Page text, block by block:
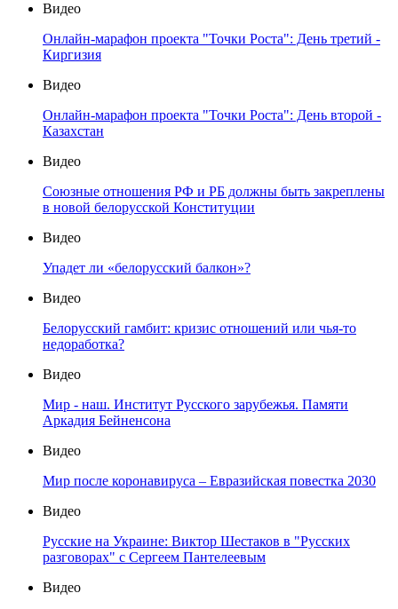
Видео
Онлайн-марафон проекта "Точки Роста": День третий -
Киргизия
Видео
Онлайн-марафон проекта "Точки Роста": День второй -
Казахстан
Видео
Союзные отношения РФ и РБ должны быть закреплены
в новой белорусской Конституции
Видео
Упадет ли «белорусский балкон»?
Видео
Белорусский гамбит: кризис отношений или чья-то
недоработка?
Видео
Мир - наш. Институт Русского зарубежья. Памяти
Аркадия Бейненсона
Видео
Мир после коронавируса – Евразийская повестка 2030
Видео
Русские на Украине: Виктор Шестаков в "Русских
разговорах" с Сергеем Пантелеевым
Видео